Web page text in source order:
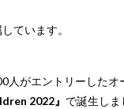
ています。
人がエントリーしたオ
2022』 で誕生し